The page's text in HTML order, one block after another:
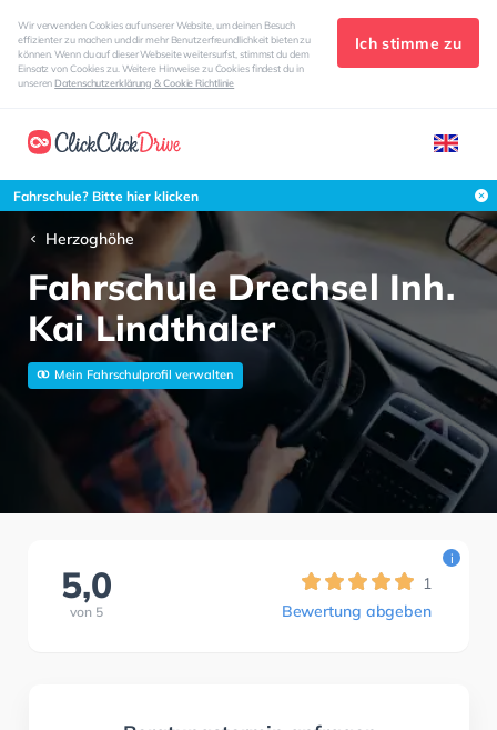
Wir verwenden Cookies auf unserer Website, um deinen Besuch
effizienter zu machen und dir mehr Benutzerfreundlichkeit bieten zu
können. Wenn du auf dieser Webseite weitersurfst, stimmst du dem
Einsatz von Cookies zu. Weitere Hinweise zu Cookies findest du in
unserenDatenschutzerklärung & Cookie Richtlinie
Ich stimme zu
Fahrschule? Bitte hier klicken
Herzoghöhe
Fahrschule Drechsel Inh.
Kai Lindthaler
Mein Fahrschulprofil verwalten
5,0
von 5
1
Bewertung abgeben
i